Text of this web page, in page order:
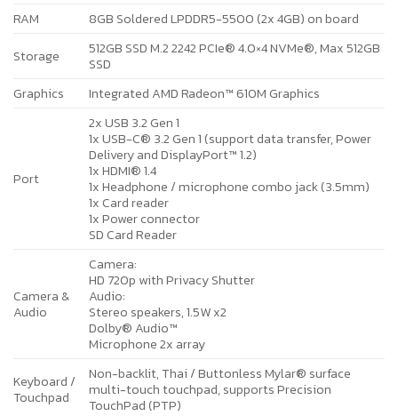
RAM
8GB Soldered LPDDR5-5500 (2x 4GB) on board
Storage
512GB SSD M.2 2242 PCIe® 4.0×4 NVMe®, Max 512GB
SSD
Graphics
Integrated AMD Radeon™ 610M Graphics
Port
2x USB 3.2 Gen 1
1x USB-C® 3.2 Gen 1 (support data transfer, Power
Delivery and DisplayPort™ 1.2)
1x HDMI® 1.4
1x Headphone / microphone combo jack (3.5mm)
1x Card reader
1x Power connector
SD Card Reader
Camera &
Audio
Camera:
HD 720p with Privacy Shutter
Audio:
Stereo speakers, 1.5W x2
Dolby® Audio™
Microphone 2x array
Keyboard /
Touchpad
Non-backlit, Thai / Buttonless Mylar® surface
multi-touch touchpad, supports Precision
TouchPad (PTP)